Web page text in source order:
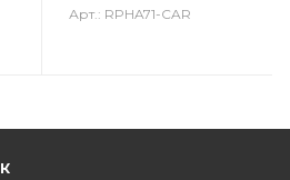
Арт.: RPHA71-CAR